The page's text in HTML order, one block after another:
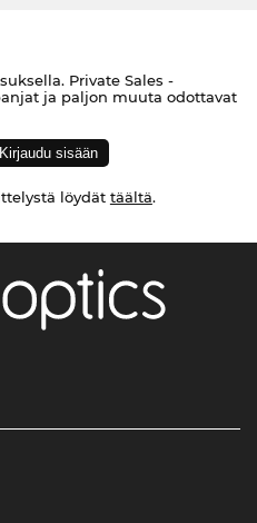
Private Sales -
ja paljon muuta odottavat
löydät täältä.